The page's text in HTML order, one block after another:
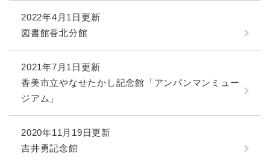
2022年4月1日更新
図書館香北分館
2021年7月1日更新
香美市立やなせたかし記念館「アンパンマンミュー
ジアム」
2020年11月19日更新
吉井勇記念館